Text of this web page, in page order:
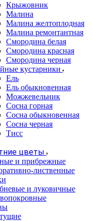
Крыжовник
Малина
Малина желтоплодная
Малина ремонтантная
Смородина белая
Смородина красная
Смородина черная
кустарники
Ель
Ель обыкновенная
Можжевельник
Сосна горная
Сосна обыкновенная
Сосна черная
Тисс
цветы
и прибрежные
лиственные
и луковичные